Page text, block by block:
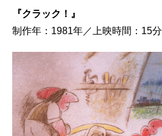
『クラック！』
制作年：1981年／上映時間：15分